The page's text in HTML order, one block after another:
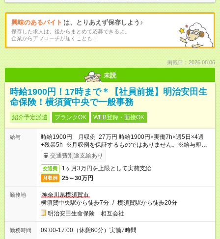
興味のあるバイト は、とりあえず保存しよう♪
保存した求人は、後からまとめて応募できるよ。
企業からアプローチが届くことも！
掲載日：2026.08.06
未読
時給1900円！17時まで＊【社員前提】明治安田生
命保険！横須賀中央で一般事務
紹介予定派遣 ブランクOK WEB登録・面接OK
給与
時給1900円 月収例 27万円 時給1900円×実働7h×週5日×4週
+残業5h ※月収例を保証するものではありません。※給与即受取
りサービス利用可（利用条件有）
交通費別途支給あり
交通費 1ヶ月3万円を上限として実費支給
月収例 25～30万円
勤務地
神奈川県横須賀市
横須賀中央駅から徒歩7分 / 横須賀駅から徒歩20分
明治安田生命保険 相互会社
勤務時間 09:00-17:00（休憩60分）実働7時間